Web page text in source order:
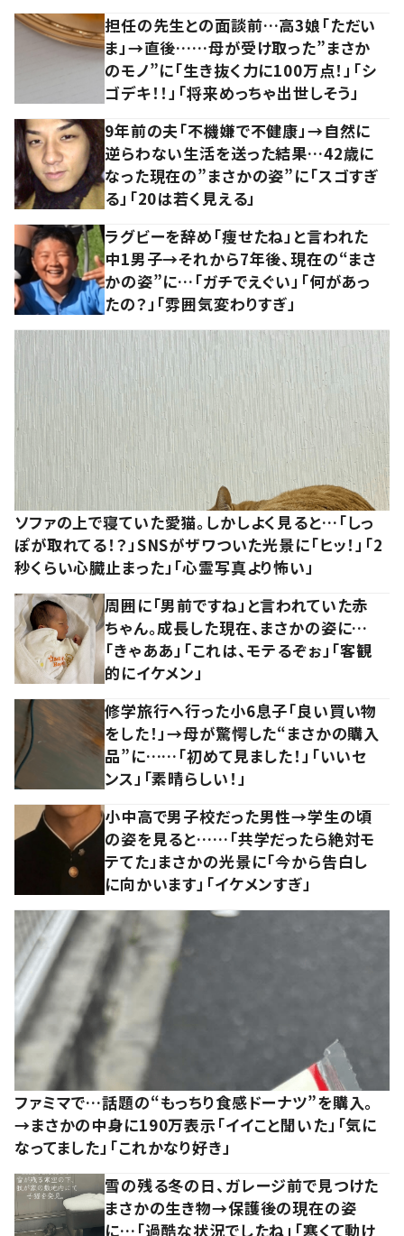
担任の先生との面談前…高3娘「ただい
ま」→直後……母が受け取った”まさか
のモノ”に「生き抜く力に100万点！」「シ
ゴデキ！！」「将来めっちゃ出世しそう」
9年前の夫「不機嫌で不健康」→自然に
逆らわない生活を送った結果…42歳に
なった現在の”まさかの姿”に「スゴすぎ
る」「20は若く見える」
ラグビーを辞め「痩せたね」と言われた
中1男子→それから7年後、現在の“まさ
かの姿”に…「ガチでえぐい」「何があっ
たの？」「雰囲気変わりすぎ」
ソファの上で寝ていた愛猫。しかしよく見ると…「しっ
ぽが取れてる！？」SNSがザワついた光景に「ヒッ！」「2
秒くらい心臓止まった」「心霊写真より怖い」
周囲に「男前ですね」と言われていた赤
ちゃん。成長した現在、まさかの姿に…
「きゃああ」「これは、モテるぞぉ」「客観
的にイケメン」
修学旅行へ行った小6息子「良い買い物
をした！」→母が驚愕した“まさかの購入
品”に……「初めて見ました！」「いいセ
ンス」「素晴らしい！」
小中高で男子校だった男性→学生の頃
の姿を見ると……「共学だったら絶対モ
テてた」まさかの光景に「今から告白し
に向かいます」「イケメンすぎ」
ファミマで…話題の“もっちり食感ドーナツ”を購入。
→まさかの中身に190万表示「イイこと聞いた」「気に
なってました」「これかなり好き」
雪の残る冬の日、ガレージ前で見つけた
まさかの生き物→保護後の現在の姿
に…「過酷な状況でしたね」「寒くて動け